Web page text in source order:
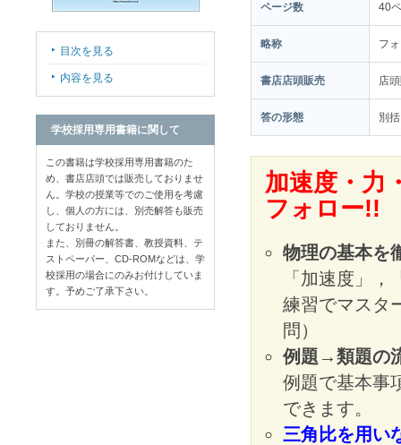
ページ数 40
略称 フ
書店店頭販売 店
答の形態 別
加速度・力
フォロー!!
物理の基本を
「加速度」
練習でマスタ
問）
例題→類題の
例題で基本事
できます。
三角比を用い
目次を見る
内容を見る
学校採用専用書籍に関して
この書籍は学校採用専用書籍のた
め、書店店頭では販売しておりませ
ん。学校の授業等でのご使用を考慮
し、個人の方には、別売解答も販売
しておりません。
また、別冊の解答書、教授資料、テ
ストペーパー、CD-ROMなどは、学
校採用の場合にのみお付けしていま
す。予めご了承下さい。